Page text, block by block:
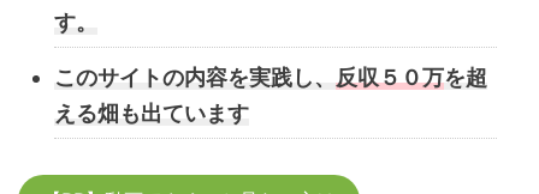
す。
このサイトの内容を実践し、 反収５０万を超
える畑も出ています